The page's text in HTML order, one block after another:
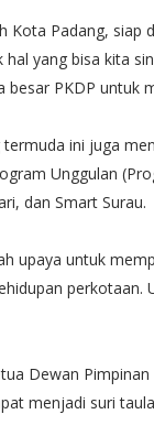
Kota Padang, siap
hal yang bisa kita
besar PKDP untuk
ini juga
Unggulan
dan Smart Surau.
upaya untuk
perkotaan.
Dewan
menjadi suri